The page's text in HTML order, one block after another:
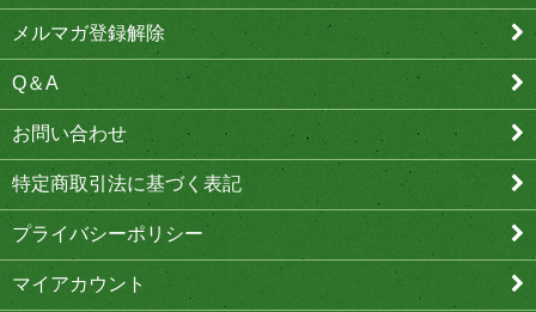
メルマガ登録解除
Q＆A
お問い合わせ
特定商取引法に基づく表記
プライバシーポリシー
マイアカウント